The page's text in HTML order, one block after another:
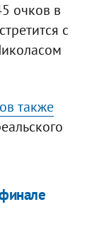
очков в
с
также